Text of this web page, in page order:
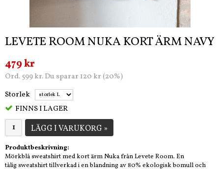
LEVETE ROOM NUKA KORT ÄRM NAVY
479 kr
Ord. 599 kr. Du sparar 120 kr (20%)
Storlek
FINNS I LAGER
LÄGG I VARUKORG »
Produktbeskrivning:
Mörkblå sweatshirt med kort ärm Nuka från Levete Room. En
tålig sweatshirt tillverkad i en blandning av 80% ekologisk bomull och